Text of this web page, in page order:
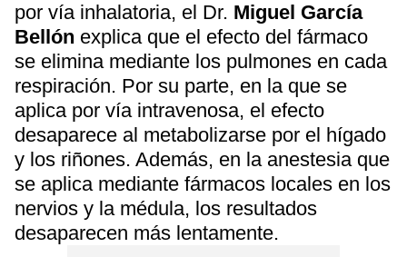
por vía inhalatoria, el Dr. Miguel García
Bellón explica que el efecto del fármaco
se elimina mediante los pulmones en cada
respiración. Por su parte, en la que se
aplica por vía intravenosa, el efecto
desaparece al metabolizarse por el hígado
y los riñones. Además, en la anestesia que
se aplica mediante fármacos locales en los
nervios y la médula, los resultados
desaparecen más lentamente.